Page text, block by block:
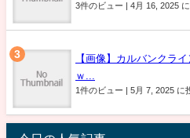
3件のビュー | 4月 16, 2025
【画像】カルバンクラ
ｗ...
1件のビュー | 5月 7, 2025 に